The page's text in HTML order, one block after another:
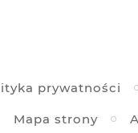
prywatności
Mapa strony